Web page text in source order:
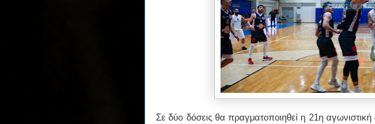
Σε δύο δόσεις θα πραγματοποιηθεί η 21η αγωνιστική